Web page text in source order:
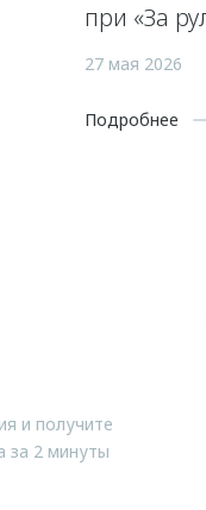
при «За
27 мая 2026
Подробнее
и получите
за 2 минуты